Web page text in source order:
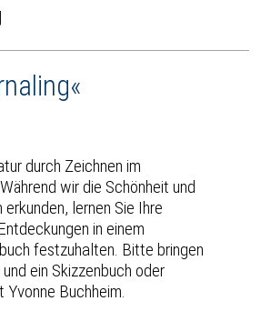
|
durch Zeichnen im
wir die Schönheit und
lernen Sie Ihre
in einem
festzuhalten. Bitte bringen
ein Skizzenbuch oder
Buchheim.